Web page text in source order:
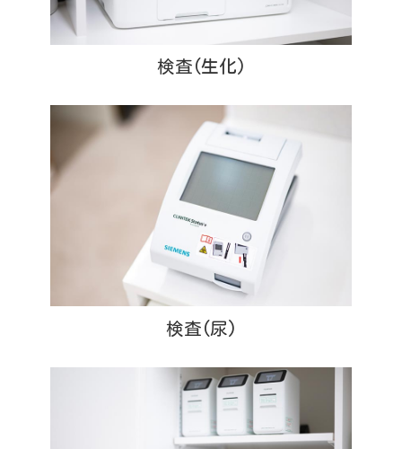
検査(生化)
検査(尿)